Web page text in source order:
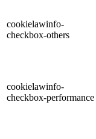
cookielawinfo-
checkbox-others
cookielawinfo-
checkbox-performance